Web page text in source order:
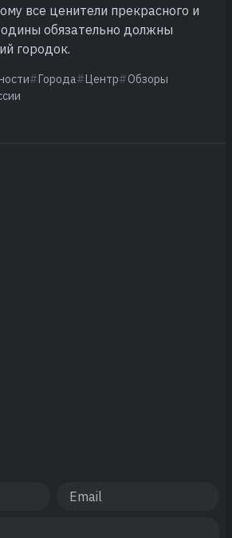
все ценители прекрасного и
обязательно должны
городок.
Города Центр
Обзоры